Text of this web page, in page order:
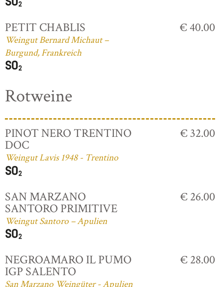
PETIT CHABLIS
Weingut Bernard Michaut –
Burgund, Frankreich
€ 40.00
Rotweine
PINOT NERO TRENTINO
DOC
Weingut Lavis 1948 - Trentino
€ 32.00
SAN MARZANO
SANTORO PRIMITIVE
Weingut Santoro – Apulien
€ 26.00
NEGROAMARO IL PUMO
IGP SALENTO
San Marzano Weingüter - Apulien
€ 28.00